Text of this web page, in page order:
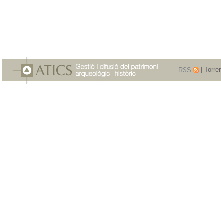
RSS |